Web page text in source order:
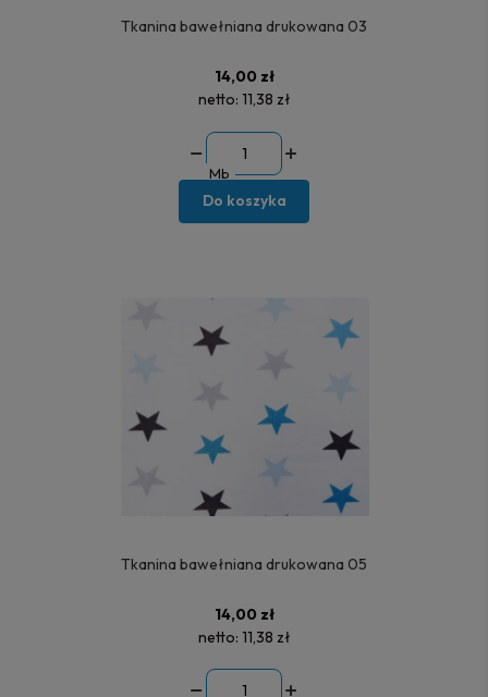
Tkanina bawełniana drukowana 03
14,00 zł
netto: 11,38 zł
Mb
Do koszyka
Tkanina bawełniana drukowana 05
14,00 zł
netto: 11,38 zł